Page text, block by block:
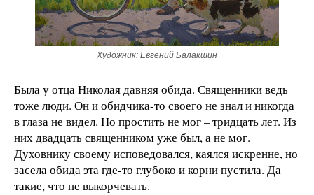
Художник: Евгений Балакшин
Была у отца Николая давняя обида. Священники ведь
тоже люди. Он и обидчика-то своего не знал и никогда
в глаза не видел. Но простить не мог – тридцать лет. Из
них двадцать священником уже был, а не мог.
Духовнику своему исповедовался, каялся искренне, но
засела обида эта где-то глубоко и корни пустила. Да
такие, что не выкорчевать.